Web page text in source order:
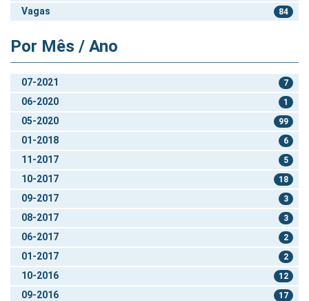
Vagas 84
Por Mês / Ano
07-2021 7
06-2020 1
05-2020 99
01-2018 6
11-2017 5
10-2017 18
09-2017 3
08-2017 3
06-2017 2
01-2017 2
10-2016 12
09-2016 17